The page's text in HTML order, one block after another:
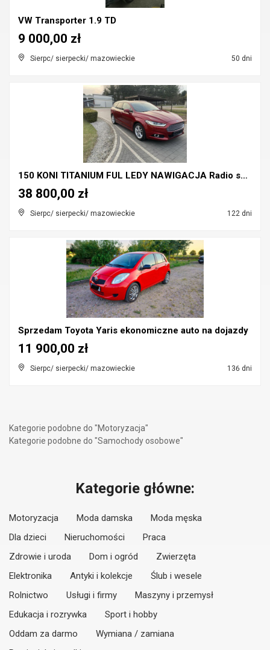
VW Transporter 1.9 TD
Sierpc/ sierpecki/ mazowieckie 50 dni
9 000,00 zł
150 KONI TITANIUM FUL LEDY NAWIGACJA Radio sync3
Sierpc/ sierpecki/ mazowieckie 122 dni
38 800,00 zł
Sprzedam Toyota Yaris ekonomiczne auto na dojazdy
Sierpc/ sierpecki/ mazowieckie 136 dni
11 900,00 zł
Kategorie podobne do "Motoryzacja"
Kategorie podobne do "Samochody osobowe"
Kategorie główne:
Motoryzacja Moda damska
Moda męska
Dla dzieci
Nieruchomości
Praca
Zdrowie i uroda
Dom i ogród
Zwierzęta
Elektronika
Antyki i kolekcje
Ślub i wesele
Rolnictwo
Usługi i firmy
Maszyny i przemysł
Edukacja i rozrywka
Sport i hobby
Oddam za darmo
Wymiana / zamiana